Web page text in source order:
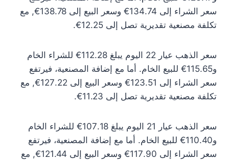
سعر الشراء إلى 134.74€ وسعر البيع إلى 138.78€, مع
تكلفة مصنعية تقديرية تصل إلى 12.25€.
سعر الذهب عيار 22 اليوم يبلغ 112.28€ للشراء الخام
و115.65€ للبيع الخام. أما مع إضافة المصنعية، فيرتفع
سعر الشراء إلى 123.51€ وسعر البيع إلى 127.22€, مع
تكلفة مصنعية تقديرية تصل إلى 11.23€.
سعر الذهب عيار 21 اليوم يبلغ 107.18€ للشراء الخام
و110.40€ للبيع الخام. أما مع إضافة المصنعية، فيرتفع
سعر الشراء إلى 117.90€ وسعر البيع إلى 121.44€, مع